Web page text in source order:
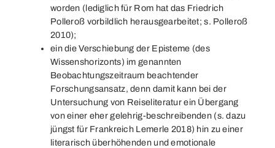
worden (lediglich für Rom hat das Friedrich
Polleroß vorbildlich herausgearbeitet; s. Polleroß
2010);
ein die Verschiebung der Episteme (des
Wissenshorizonts) im genannten
Beobachtungszeitraum beachtender
Forschungsansatz, denn damit kann bei der
Untersuchung von Reiseliteratur ein Übergang
von einer eher gelehrig-beschreibenden (s. dazu
jüngst für Frankreich Lemerle 2018) hin zu einer
literarisch überhöhenden und emotionale